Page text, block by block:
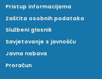
Pristup informacijama
Zaštita osobnih podataka
Službeni glasnik
Savjetovanje s javnošću
Javna nabava
Proračun